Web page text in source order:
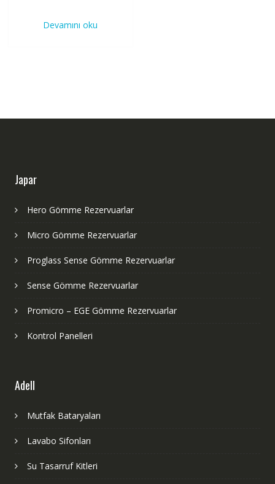
Devamını oku
Japar
Hero Gömme Rezervuarlar
Micro Gömme Rezervuarlar
Proglass Sense Gömme Rezervuarlar
Sense Gömme Rezervuarlar
Promicro – EGE Gömme Rezervuarlar
Kontrol Panelleri
Adell
Mutfak Bataryaları
Lavabo Sifonları
Su Tasarruf Kitleri